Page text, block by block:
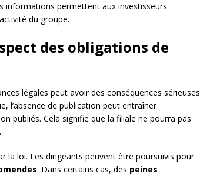
informations permettent aux investisseurs
du groupe.
des obligations de
légales peut avoir des conséquences sérieuses
l’absence de publication peut entraîner
publiés. Cela signifie que la filiale ne pourra pas
la loi. Les dirigeants peuvent être poursuivis pour
. Dans certains cas, des peines